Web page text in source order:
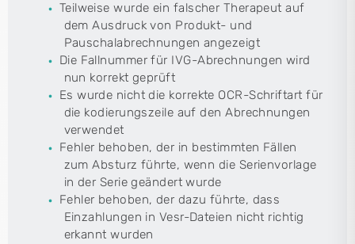
Teilweise wurde ein falscher Therapeut auf
dem Ausdruck von Produkt- und
Pauschalabrechnungen angezeigt
Die Fallnummer für IVG-Abrechnungen wird
nun korrekt geprüft
Es wurde nicht die korrekte OCR-Schriftart für
die kodierungszeile auf den Abrechnungen
verwendet
Fehler behoben, der in bestimmten Fällen
zum Absturz führte, wenn die Serienvorlage
in der Serie geändert wurde
Fehler behoben, der dazu führte, dass
Einzahlungen in Vesr-Dateien nicht richtig
erkannt wurden